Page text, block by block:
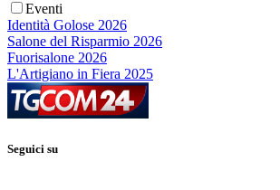
Eventi
Identità Golose 2026
Salone del Risparmio 2026
Fuorisalone 2026
L'Artigiano in Fiera 2025
Seguici su